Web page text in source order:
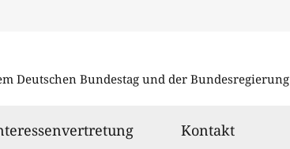
Deutschen Bundestag und der Bundesregierung
ausgewählt
Kontakt